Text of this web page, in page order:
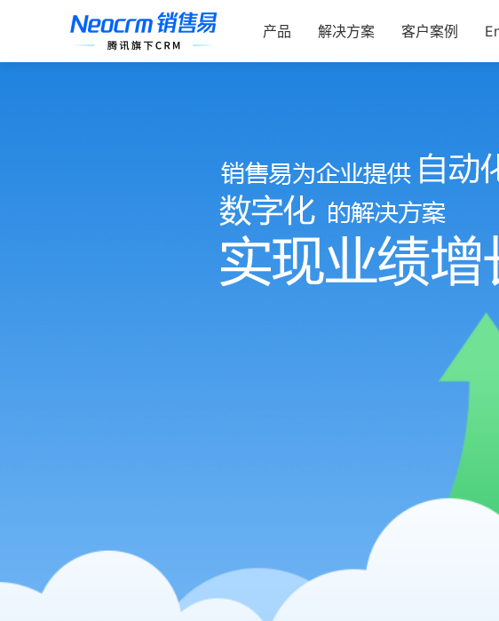
容
产品 解决方案 客户案例